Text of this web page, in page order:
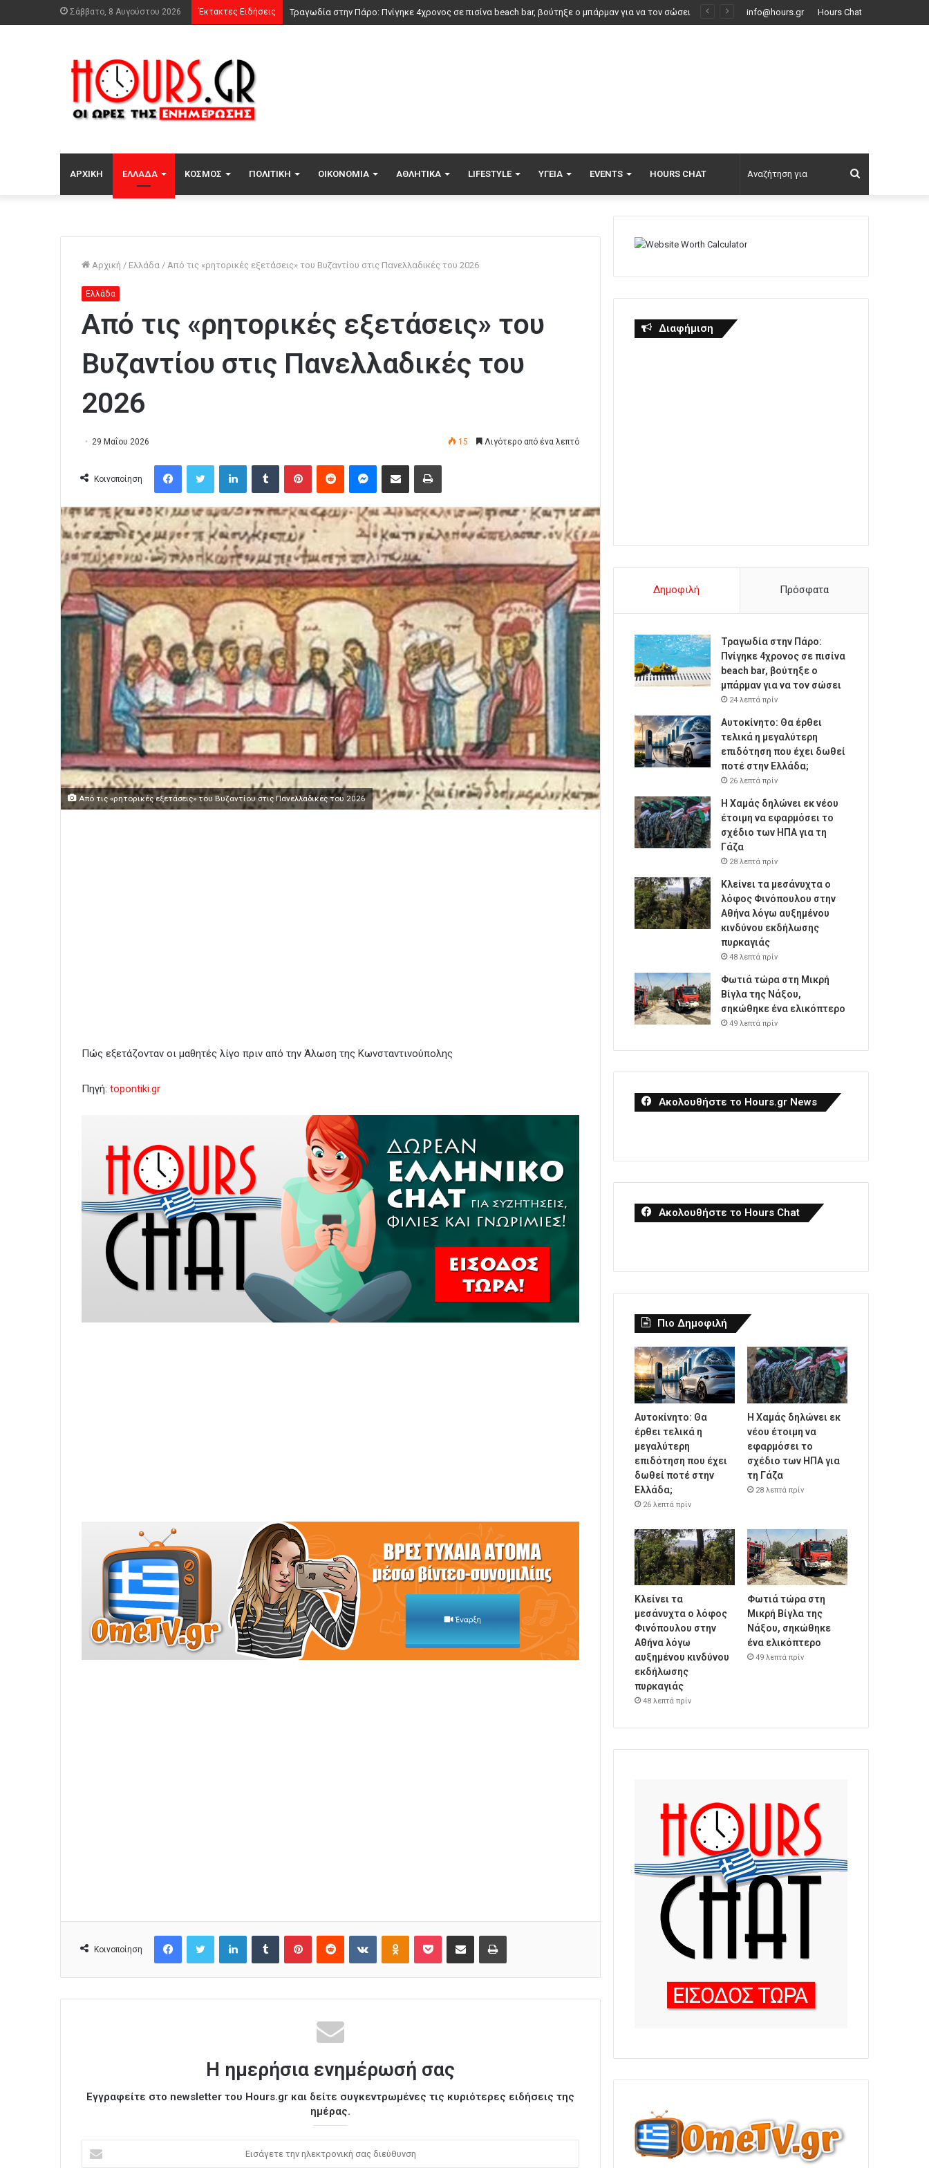
Σάββατο, 8 Αυγούστου 2026 Έκτακτες Ειδήσεις Αυτοκίνητο: Θα έρθει τελικά η μεγαλύτερη επιδότηση που έχει δωθεί ποτέ στην Ελλάδα; info@hours.gr Hours Chat
ΑΡΧΙΚΉ ΕΛΛΆΔΑ ΚΌΣΜΟΣ ΠΟΛΙΤΙΚΉ ΟΙΚΟΝΟΜΊΑ ΑΘΛΗΤΙΚΆ LIFESTYLE ΥΓΕΊΑ EVENTS HOURS CHAT
για
Αρχική / Ελλάδα / Από τις «ρητορικές εξετάσεις» του Βυζαντίου στις Πανελλαδικές του 2026
Ελλάδα
Από τις «ρητορικές εξετάσεις» του
Βυζαντίου στις Πανελλαδικές του
2026
29 Μαΐου 2026 15 Λιγότερο από ένα λεπτό
Κοινοποίηση
Από τις «ρητορικές εξετάσεις» του Βυζαντίου στις Πανελλαδικές του 2026
Πώς εξετάζονταν οι μαθητές λίγο πριν από την Άλωση της Κωνσταντινούπολης
Πηγή: topontiki.gr
Κοινοποίηση
Η ημερήσια ενημέρωσή σας
Εγγραφείτε στο newsletter του Hours.gr και δείτε συγκεντρωμένες τις κυριότερες ειδήσεις της
ημέρας.
Διαφήμιση
Δημοφιλή Πρόσφατα
Τραγωδία στην Πάρο:
Πνίγηκε 4χρονος σε πισίνα
beach bar, βούτηξε ο
μπάρμαν για να τον σώσει
24 λεπτά πρίν
Αυτοκίνητο: Θα έρθει
τελικά η μεγαλύτερη
επιδότηση που έχει δωθεί
ποτέ στην Ελλάδα;
26 λεπτά πρίν
Η Χαμάς δηλώνει εκ νέου
έτοιμη να εφαρμόσει το
σχέδιο των ΗΠΑ για τη
Γάζα
28 λεπτά πρίν
Κλείνει τα μεσάνυχτα ο
λόφος Φινόπουλου στην
Αθήνα λόγω αυξημένου
κινδύνου εκδήλωσης
πυρκαγιάς
48 λεπτά πρίν
Φωτιά τώρα στη Μικρή
Βίγλα της Νάξου,
σηκώθηκε ένα ελικόπτερο
49 λεπτά πρίν
Ακολουθήστε το Hours.gr News
Ακολουθήστε το Hours Chat
Πιο Δημοφιλή
Αυτοκίνητο: Θα
έρθει τελικά η
μεγαλύτερη
επιδότηση που έχει
δωθεί ποτέ στην
Ελλάδα;
26 λεπτά πρίν
Η Χαμάς δηλώνει εκ
νέου έτοιμη να
εφαρμόσει το
σχέδιο των ΗΠΑ για
τη Γάζα
28 λεπτά πρίν
Κλείνει τα
μεσάνυχτα ο λόφος
Φινόπουλου στην
Αθήνα λόγω
αυξημένου κινδύνου
εκδήλωσης
πυρκαγιάς
48 λεπτά πρίν
Φωτιά τώρα στη
Μικρή Βίγλα της
Νάξου, σηκώθηκε
ένα ελικόπτερο
49 λεπτά πρίν